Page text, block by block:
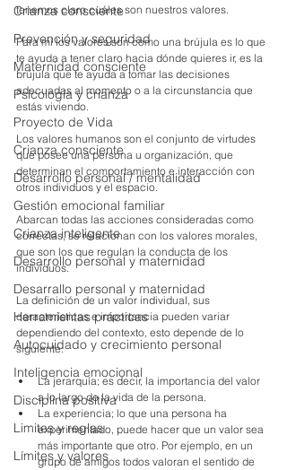
Crianza consciente
Prevención y seguridad
Maternidad consciente
Psicología y crianza
Proyecto de Vida
Crianza consciente
Desarrollo personal / mentalidad
Gestión emocional familiar
Crianza inteligente
Desarrollo personal y maternidad
Desarrallo personal y maternidad
Herramientas prácticas
Autocuidado y crecimiento personal
Inteligencia emocional
Disciplina positiva
Limites y reglas
Límites y valores
tenemos claro cuáles son nuestros valores.
Para mí los valores son como una brújula es lo que
te ayuda a tener claro hacia dónde quieres ir, es la
brújula que te ayuda a tomar las decisiones
adecuadas al momento o a la circunstancia que
estás viviendo.
Los valores humanos son el conjunto de virtudes
que posee una persona u organización, que
determinan el comportamiento e interacción con
otros individuos y el espacio.
Abarcan todas las acciones consideradas como
correctas, se relacionan con los valores morales,
que son los que regulan la conducta de los
individuos.
La definición de un valor individual, sus
características e importancia pueden variar
dependiendo del contexto, esto depende de lo
siguiente:
La jerarquía; es decir, la importancia del valor
a lo largo de la vida de la persona.
La experiencia; lo que una persona ha
experimentado, puede hacer que un valor sea
más importante que otro. Por ejemplo, en un
grupo de amigos todos valoran el sentido de